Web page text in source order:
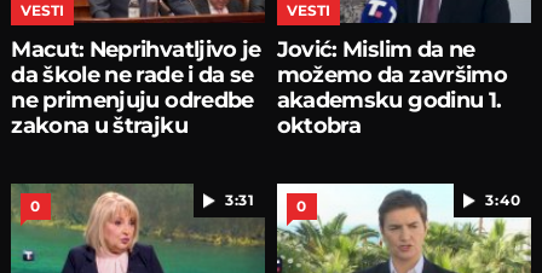
VESTI
Macut: Neprihvatljivo je
da škole ne rade i da se
ne primenjuju odredbe
zakona u štrajku
VESTI
Jović: Mislim da ne
možemo da završimo
akademsku godinu 1.
oktobra
3:31
0 3:40
0